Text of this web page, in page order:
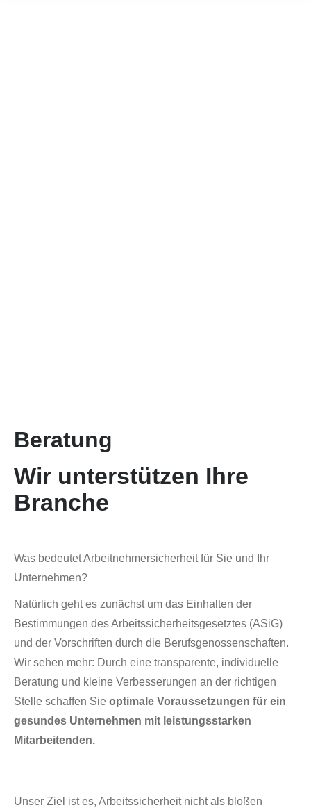
Beratung
Wir unterstützen Ihre
Branche
Was bedeutet Arbeitnehmersicherheit für Sie und Ihr
Unternehmen?
Natürlich geht es zunächst um das Einhalten der
Bestimmungen des Arbeitssicherheitsgesetztes (ASiG)
und der Vorschriften durch die Berufsgenossenschaften.
Wir sehen mehr: Durch eine transparente, individuelle
Beratung und kleine Verbesserungen an der richtigen
Stelle schaffen Sie optimale Voraussetzungen für ein
gesundes Unternehmen mit leistungsstarken
Mitarbeitenden.
Unser Ziel ist es, Arbeitssicherheit nicht als bloßen